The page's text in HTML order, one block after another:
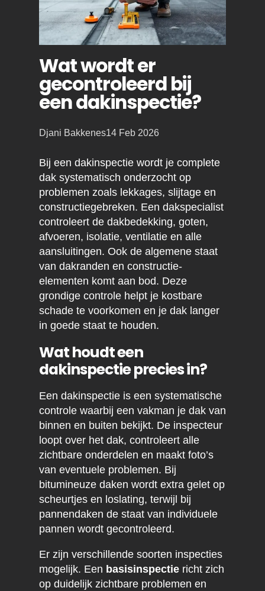
Wat wordt er
gecontroleerd bij
een dakinspectie?
Posted
Djani Bakkenes14 Feb 2026
Bij een dakinspectie wordt je complete
dak systematisch onderzocht op
problemen zoals lekkages, slijtage en
constructiegebreken. Een dakspecialist
controleert de dakbedekking, goten,
afvoeren, isolatie, ventilatie en alle
aansluitingen. Ook de algemene staat
van dakranden en constructie-
elementen komt aan bod. Deze
grondige controle helpt je kostbare
schade te voorkomen en je dak langer
in goede staat te houden.
Wat houdt een
dakinspectie precies in?
Een dakinspectie is een systematische
controle waarbij een vakman je dak van
binnen en buiten bekijkt. De inspecteur
loopt over het dak, controleert alle
zichtbare onderdelen en maakt foto’s
van eventuele problemen. Bij
bitumineuze daken wordt extra gelet op
scheurtjes en loslating, terwijl bij
pannendaken de staat van individuele
pannen wordt gecontroleerd.
Er zijn verschillende soorten inspecties
mogelijk. Een basisinspectiericht zich
op duidelijk zichtbare problemen en